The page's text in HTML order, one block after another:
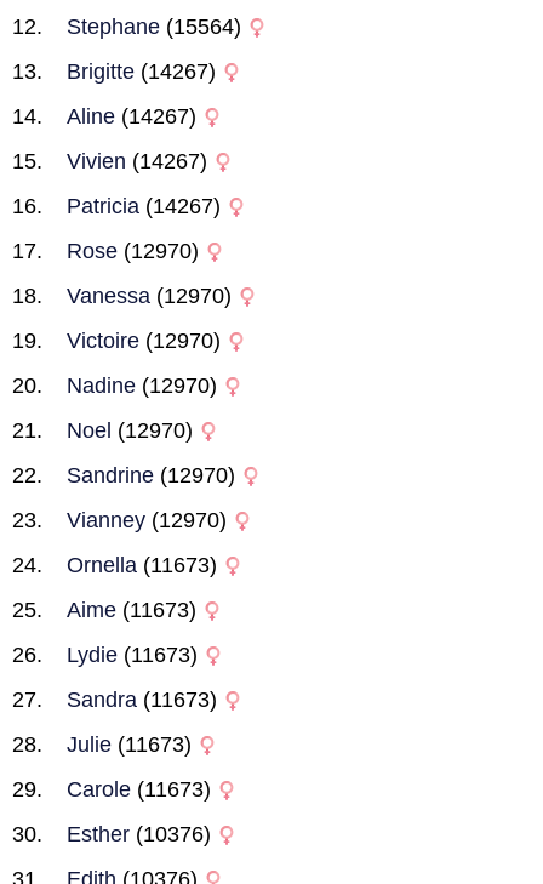
Stephane (15564)
Brigitte (14267)
Aline (14267)
Vivien (14267)
Patricia (14267)
Rose (12970)
Vanessa (12970)
Victoire (12970)
Nadine (12970)
Noel (12970)
Sandrine (12970)
Vianney (12970)
Ornella (11673)
Aime (11673)
Lydie (11673)
Sandra (11673)
Julie (11673)
Carole (11673)
Esther (10376)
Edith (10376)